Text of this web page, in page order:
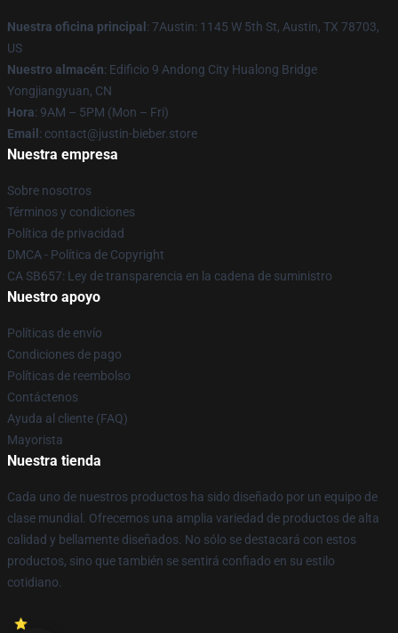
Nuestra oficina principal : 7Austin: 1145 W 5th St, Austin, TX 78703,
US
Nuestro almacén: Edificio 9 Andong City Hualong Bridge
Yongjiangyuan, CN
Hora: 9AM – 5PM (Mon – Fri)
Email : contact@justin-bieber.store
Nuestra empresa
Sobre nosotros
Términos y condiciones
Política de privacidad
DMCA - Política de Copyright
CA SB657: Ley de transparencia en la cadena de suministro
Nuestro apoyo
Políticas de envío
Condiciones de pago
Políticas de reembolso
Contáctenos
Ayuda al cliente (FAQ)
Mayorista
Nuestra tienda
Cada uno de nuestros productos ha sido diseñado por un equipo de
clase mundial. Ofrecemos una amplia variedad de productos de alta
calidad y bellamente diseñados. No sólo se destacará con estos
productos, sino que también se sentirá confiado en su estilo
cotidiano.